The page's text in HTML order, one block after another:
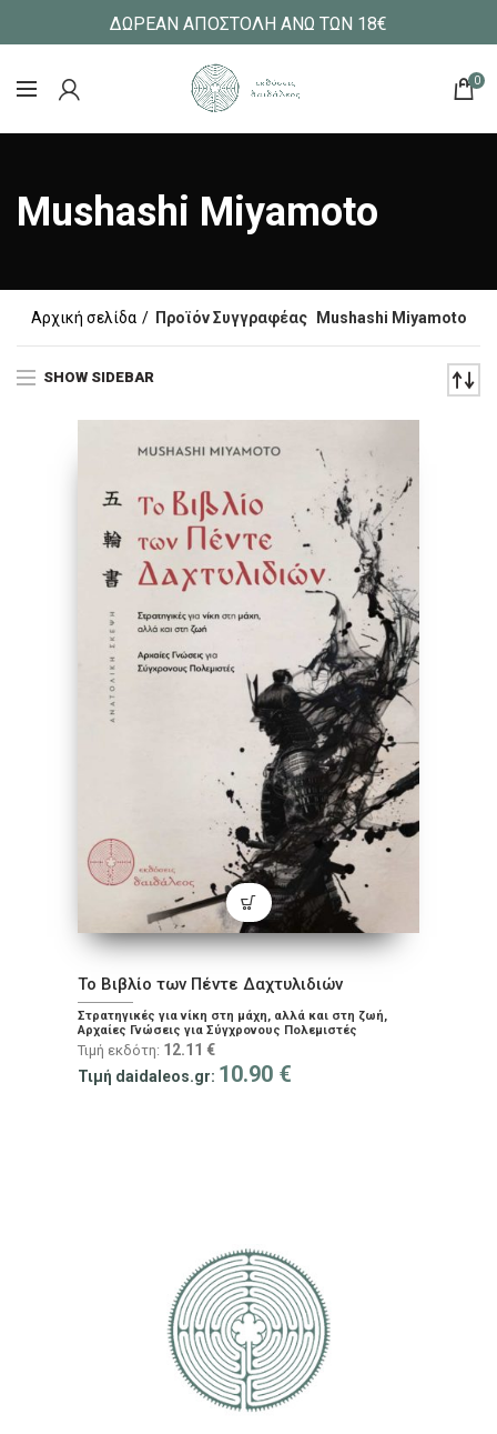
ΔΩΡΕΑΝ ΑΠΟΣΤΟΛΗ ΑΝΩ ΤΩΝ 18€
0
Mushashi Miyamoto
Αρχική σελίδα Προϊόν Συγγραφέας Mushashi Miyamoto
SHOW SIDEBAR
Το Βιβλίο των Πέντε Δαχτυλιδιών
Στρατηγικές για νίκη στη μάχη, αλλά και στη ζωή,
Αρχαίες Γνώσεις για Σύγχρονους Πολεμιστές
Τιμή εκδότη: 12.11 €
Τιμή daidaleos.gr: 10.90 €